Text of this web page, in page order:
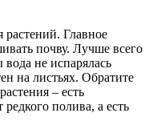
растений. Главное
почву. Лучше всего
не испарялась
на листьях. Обратите
– есть
полива, а есть